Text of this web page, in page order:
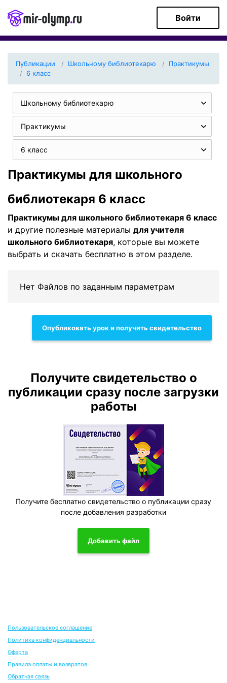
Войти
Публикации Школьному библиотекарю
Практикумы
6 класс
Школьному библиотекарю
Практикумы
6 класс
Практикумы для школьного
библиотекаря 6 класс
Практикумы для школьного библиотекаря 6 класс
и другие полезные материалы для учителя
школьного библиотекаря, которые вы можете
выбрать и скачать бесплатно в этом разделе.
Нет Файлов по заданным параметрам
Опубликовать урок и получить свидетельство
Получите свидетельство о
публикации сразу после загрузки
работы
Получите бесплатно свидетельство о публикации сразу
после добавления разработки
Добавить файл
Пользовательское соглашение
Политика конфиденциальности
Оферта
Правила оплаты и возвратов
Обратная связь